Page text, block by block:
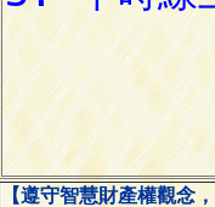
【遵守智慧財產權觀念